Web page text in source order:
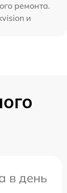
ремонта.
и
в день